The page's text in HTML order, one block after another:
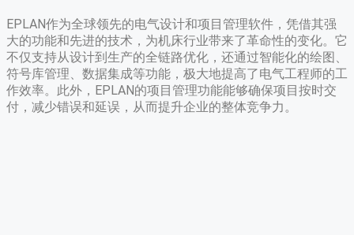
EPLAN作为全球领先的电气设计和项目管理软件，凭借其强
大的功能和先进的技术，为机床行业带来了革命性的变化。它
不仅支持从设计到生产的全链路优化，还通过智能化的绘图、
符号库管理、数据集成等功能，极大地提高了电气工程师的工
作效率。此外，EPLAN的项目管理功能能够确保项目按时交
付，减少错误和延误，从而提升企业的整体竞争力。